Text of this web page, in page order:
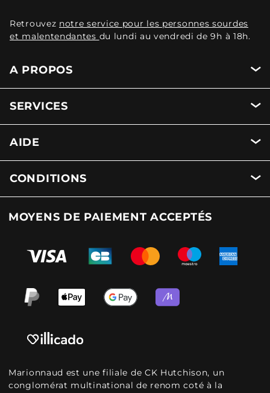
Retrouvez notre service pour les personnes sourdes
et malentendantes du lundi au vendredi de 9h à 18h.
A PROPOS
SERVICES
AIDE
CONDITIONS
MOYENS DE PAIEMENT ACCEPTÉS
Marionnaud est une filiale de CK Hutchison, un
conglomérat multinational de renom coté à la